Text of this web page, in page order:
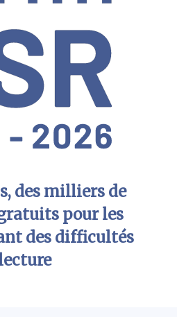
des milliers de
pour les
des difficultés